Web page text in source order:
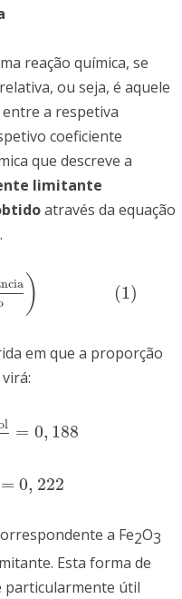
reação química, se
ou seja, é aquele
a respetiva
coeficiente
que descreve a
limitante
através da equação
ncia ) (1)
coeficienteestequiom
em que a proporção
virá:
= 0, 188
mol =0 188
= 0, 222
=0 222
a Fe2O3
Esta forma de
particularmente útil